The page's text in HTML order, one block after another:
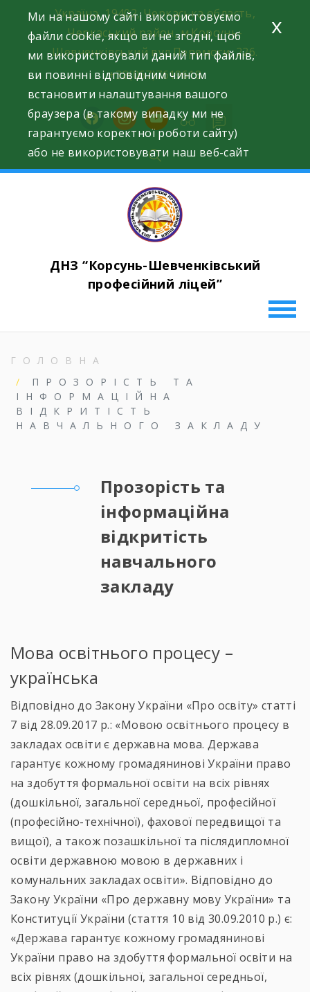
content
Україна, 19402, Черкаська область,
Черкаський район, м.Корсунь-
Шевченківський вул.Перемоги, 226.
+38(067)7619618
facebookinstagram
youtube
ДНЗ “Корсунь-Шевченківський
професійний ліцей”
ГОЛОВНА
ПРОЗОРІСТЬ ТА
ІНФОРМАЦІЙНА
ВІДКРИТІСТЬ
НАВЧАЛЬНОГО ЗАКЛАДУ
Прозорість та
інформаційна
відкритість
навчального
закладу
Мова освітнього процесу –
українська
Відповідно до Закону України «Про освіту» статті
7 від 28.09.2017 р.: «Мовою освітнього процесу в
закладах освіти є державна мова. Держава
гарантує кожному громадянинові України право
на здобуття формальної освіти на всіх рівнях
(дошкільної, загальної середньої, професійної
(професійно-технічної), фахової передвищої та
вищої), а також позашкільної та післядипломної
освіти державною мовою в державних і
комунальних закладах освіти». Відповідно до
Закону України «Про державну мову України» та
Конституції України (стаття 10 від 30.09.2010 р.) є:
«Держава гарантує кожному громадянинові
України право на здобуття формальної освіти на
всіх рівнях (дошкільної, загальної середньої,
Ми на нашому сайті використовуємо
файли cookie, якщо ви не згодні, щоб
ми використовували даний тип файлів,
ви повинні відповідним чином
встановити налаштування вашого
браузера (в такому випадку ми не
гарантуємо коректної роботи сайту)
або не використовувати наш веб-сайт
x